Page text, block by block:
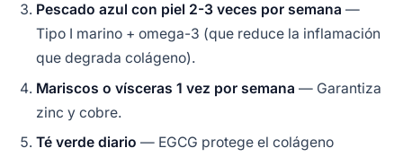
Pescado azul con piel 2-3 veces por semana —
Tipo I marino + omega-3 (que reduce la inflamación
que degrada colágeno).
Mariscos o vísceras 1 vez por semana — Garantiza
zinc y cobre.
Té verde diario — EGCG protege el colágeno